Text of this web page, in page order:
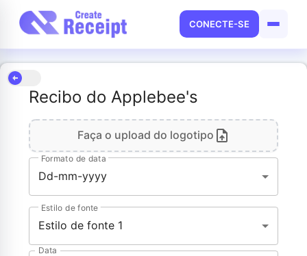
CONECTE-SE
Recibo do Applebee's
Faça o upload do logotipo
Formato de data
Dd-mm-yyyy
Estilo de fonte
Estilo de fonte 1
Data